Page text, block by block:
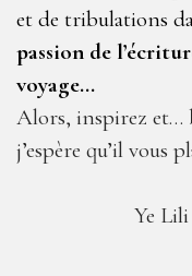
et de tribulations
passion de
voyage…
Alors, inspirez et…
j’espère qu’il vous
Ye